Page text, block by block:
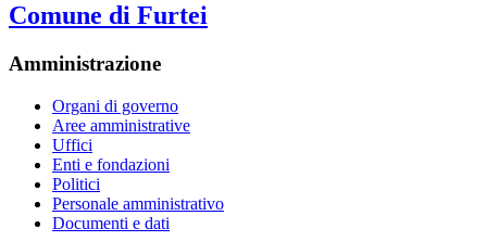
Comune di Furtei
Amministrazione
Organi di governo
Aree amministrative
Uffici
Enti e fondazioni
Politici
Personale amministrativo
Documenti e dati